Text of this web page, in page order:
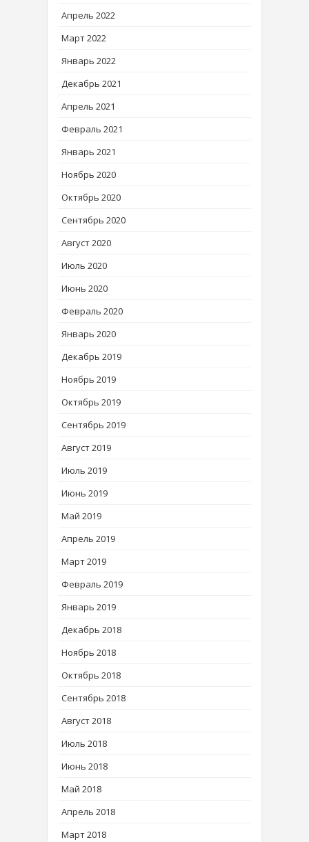
Апрель 2022
Март 2022
Январь 2022
Декабрь 2021
Апрель 2021
Февраль 2021
Январь 2021
Ноябрь 2020
Октябрь 2020
Сентябрь 2020
Август 2020
Июль 2020
Июнь 2020
Февраль 2020
Январь 2020
Декабрь 2019
Ноябрь 2019
Октябрь 2019
Сентябрь 2019
Август 2019
Июль 2019
Июнь 2019
Май 2019
Апрель 2019
Март 2019
Февраль 2019
Январь 2019
Декабрь 2018
Ноябрь 2018
Октябрь 2018
Сентябрь 2018
Август 2018
Июль 2018
Июнь 2018
Май 2018
Апрель 2018
Март 2018